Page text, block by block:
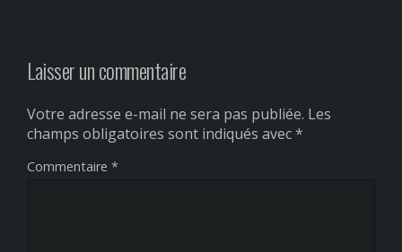
Laisser un commentaire
Votre adresse e-mail ne sera pas publiée. Les
champs obligatoires sont indiqués avec*
Commentaire *